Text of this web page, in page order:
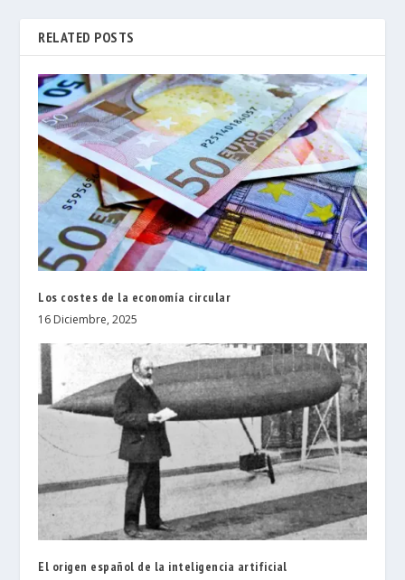
RELATED POSTS
Los costes de la economía circular
16 Diciembre, 2025
El origen español de la inteligencia artificial